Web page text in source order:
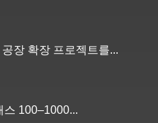
장 확장 프로젝트를...
스 100–1000...